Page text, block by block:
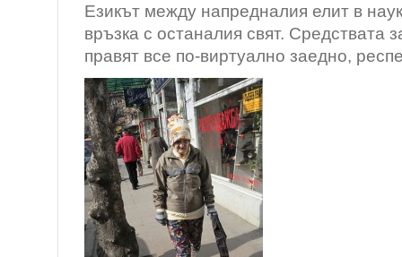
Езикът между напредналия елит в
връзка с останалия свят. Средствата
правят все по-виртуално заедно,